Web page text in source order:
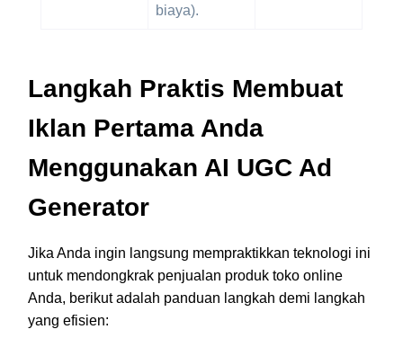
biaya).
Langkah Praktis Membuat
Iklan Pertama Anda
Menggunakan AI UGC Ad
Generator
Jika Anda ingin langsung mempraktikkan teknologi ini
untuk mendongkrak penjualan produk toko online
Anda, berikut adalah panduan langkah demi langkah
yang efisien: